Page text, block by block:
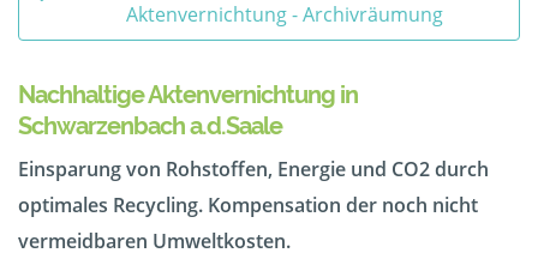
Aktenvernichtung - Archivräumung
Nachhaltige Aktenvernichtung in
Schwarzenbach a.d.Saale
Einsparung von Rohstoffen, Energie und CO2 durch
optimales Recycling. Kompensation der noch nicht
vermeidbaren Umweltkosten.